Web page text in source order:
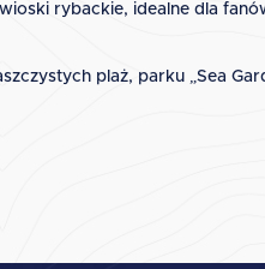
rybackie, idealne dla
plaż, parku „Sea